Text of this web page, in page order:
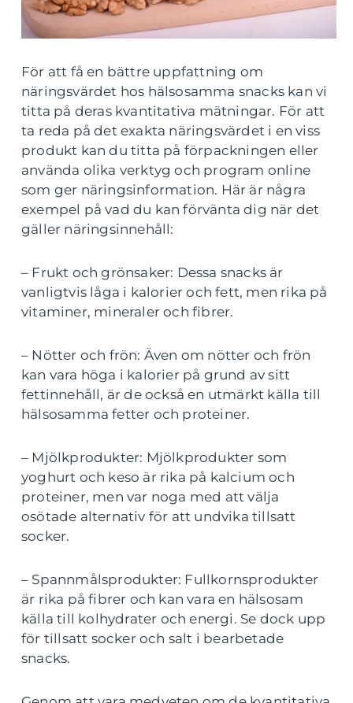
För att få en bättre uppfattning om
näringsvärdet hos hälsosamma snacks kan vi
titta på deras kvantitativa mätningar. För att
ta reda på det exakta näringsvärdet i en viss
produkt kan du titta på förpackningen eller
använda olika verktyg och program online
som ger näringsinformation. Här är några
exempel på vad du kan förvänta dig när det
gäller näringsinnehåll:
– Frukt och grönsaker: Dessa snacks är
vanligtvis låga i kalorier och fett, men rika på
vitaminer, mineraler och fibrer.
– Nötter och frön: Även om nötter och frön
kan vara höga i kalorier på grund av sitt
fettinnehåll, är de också en utmärkt källa till
hälsosamma fetter och proteiner.
– Mjölkprodukter: Mjölkprodukter som
yoghurt och keso är rika på kalcium och
proteiner, men var noga med att välja
osötade alternativ för att undvika tillsatt
socker.
– Spannmålsprodukter: Fullkornsprodukter
är rika på fibrer och kan vara en hälsosam
källa till kolhydrater och energi. Se dock upp
för tillsatt socker och salt i bearbetade
snacks.